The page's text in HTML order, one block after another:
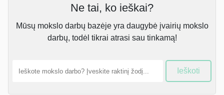
Ne tai, ko ieškai?
Mūsų mokslo darbų bazėje yra daugybė įvairių mokslo
darbų, todėl tikrai atrasi sau tinkamą!
Ieškoti